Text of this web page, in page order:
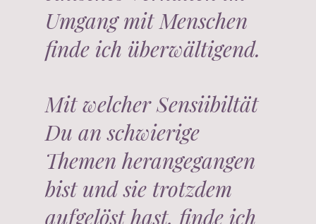
Umgang mit Menschen
finde ich überwältigend.
Mit welcher Sensiibiltät
Du an schwierige
Themen herangegangen
bist und sie trotzdem
aufgelöst hast, finde ich